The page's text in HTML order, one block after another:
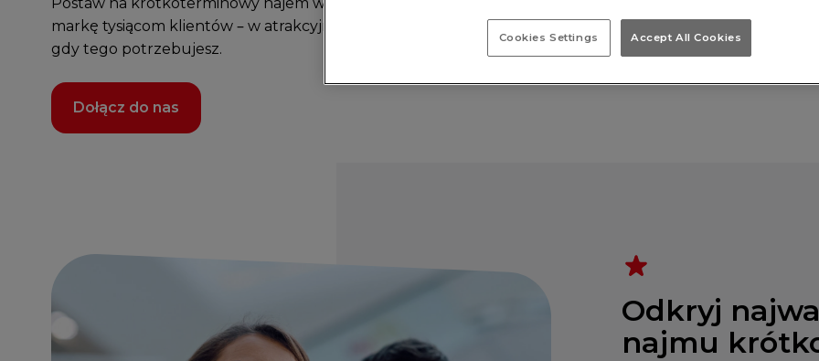
markę tysiącom klientów – w atrakcyjnej lokalizacji, dokładnie wtedy,
gdy tego potrzebujesz.
Dołącz do nas
Odkryj
najmu
Cookies Settings Accept All Cookies